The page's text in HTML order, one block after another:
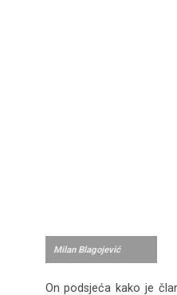
Milan Blagojević
On podsjeća kako je